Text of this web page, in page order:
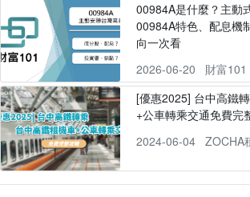
00984A是什麼？主動
00984A特色、配息機
向一次看
2026-06-20
財富101
[優惠2025] 台中高鐵
+公車轉乘交通免費完
2024-06-04
ZOCHA